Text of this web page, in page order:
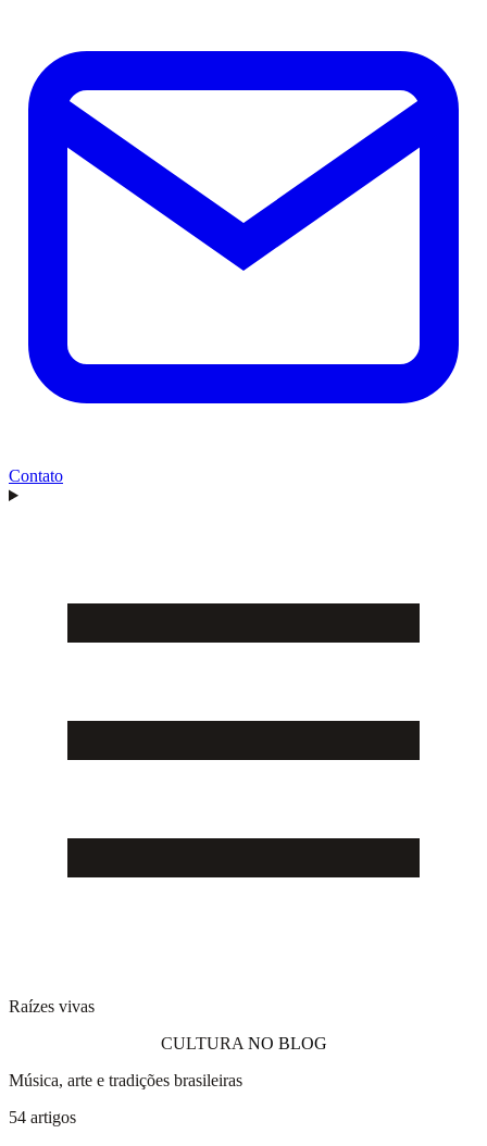
Contato
Raízes vivas
CULTURA NO BLOG
Música, arte e tradições brasileiras
54 artigos